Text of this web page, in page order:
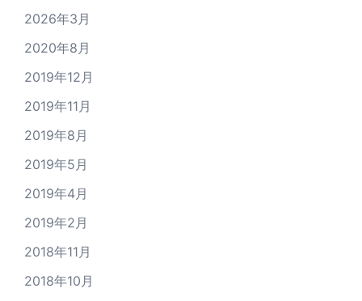
2026年3月
2020年8月
2019年12月
2019年11月
2019年8月
2019年5月
2019年4月
2019年2月
2018年11月
2018年10月